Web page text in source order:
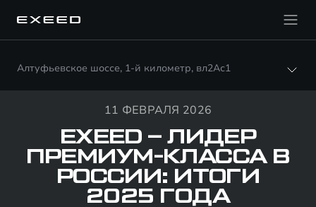
Алтуфьевское шоссе, 1-й километр, вл2Ас1
11 ФЕВРАЛЯ 2026
EXEED – ЛИДЕР
ПРЕМИУМ-КЛАССА В
РОССИИ: ИТОГИ
2025 ГОДА